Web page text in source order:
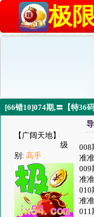
极
[66错10]074期,〓【特36
【广阔天地】
级
别: 高手
008
准准
009
准准
010
准准
011